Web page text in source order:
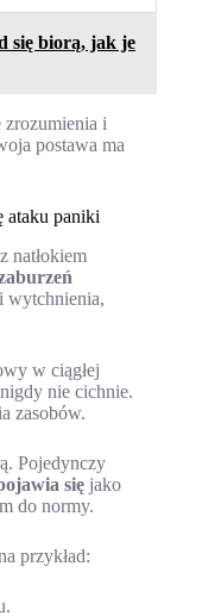
się biorą, jak je
zrozumienia i
postawa ma
ataku paniki
natłokiem
wytchnienia,
w ciągłej
nie cichnie.
zasobów.
Pojedynczy
się jako
do normy.
przykład: